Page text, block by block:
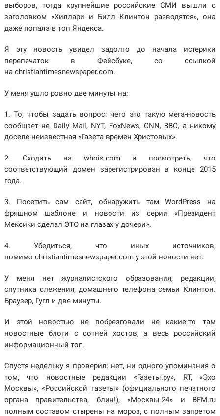
выборов, тогда крупнейшие российские СМИ вышли с
заголовком «Хиллари и Билл Клинтон разводятся», она
даже попала в топ Яндекса.
Я эту новость увидел задолго до начала истерики
перепечаток в Фейсбуке, со ссылкой
на christiantimesnewspaper.com.
У меня ушло ровно две минуты на:
1. То, чтобы задать вопрос: чего это такую мега-новость
сообщает не Daily Mail, NYT, FoxNews, CNN, BBC, а никому
доселе неизвестная «Газета времен Христовых».
2. Сходить на whois.com и посмотреть, что
соответствующий домен зарегистрирован в конце 2015
года.
3. Посетить сам сайт, обнаружить там WordPress на
фряшном шаблоне и новости из серии «Президент
Мексики сделал ЭТО на глазах у дочери».
4. Убедиться, что иных источников,
помимо christiantimesnewspaper.com у этой новости нет.
У меня нет журналистского образования, редакции,
спутника слежения, домашнего телефона семьи Клинтон.
Браузер, Гугл и две минуты.
И этой новостью не побрезговали не какие-то там
новостные блоги с сотней хостов, а весь российский
информационный топ.
Спустя недельку я проверил: нет, ни одного упоминания о
том, что новостные редакции «Газеты.ру», RT, «Эхо
Москвы», «Российской газеты» (официального печатного
органа правительства, блин!), «Москвы-24» и BFM.ru
полным составом стырены на мороз, с полным запретом